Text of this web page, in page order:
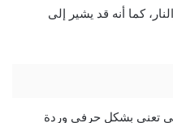
كما أنه قد يشير إلى
تعني بشكل حرفي وردة